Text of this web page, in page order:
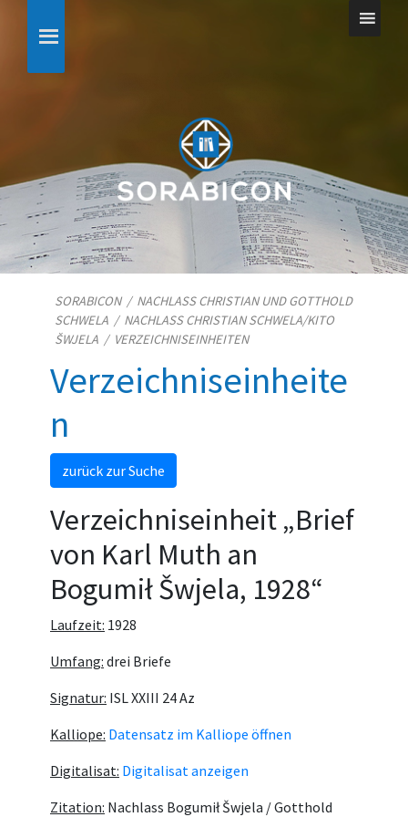
SORABICON/ NACHLASS CHRISTIAN UND GOTTHOLD
SCHWELA / NACHLASS CHRISTIAN SCHWELA/​KITO
ŠWJELA / VERZEICHNISEINHEITEN
Verzeichniseinheite
n
zurück zur Suche
Verzeichniseinheit „Brief
von Karl Muth an
Bogumił Šwjela, 1928“
Laufzeit: 1928
Umfang: drei Briefe
Signatur: ISL XXIII 24 Az
Kalliope: Datensatz im Kalliope öffnen
Digitalisat: Digitalisat anzeigen
Zitation: Nachlass Bogumił Šwjela / Gotthold